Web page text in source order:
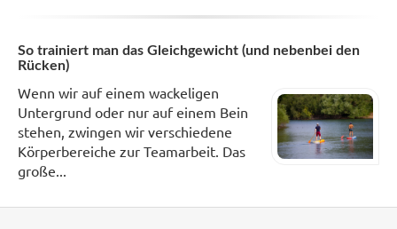
So trainiert man das Gleichgewicht (und nebenbei den
Rücken)
Wenn wir auf einem wackeligen
Untergrund oder nur auf einem Bein
stehen, zwingen wir verschiedene
Körperbereiche zur Teamarbeit. Das
große...